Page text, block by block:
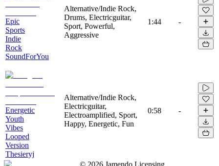
Epic
Sports
Indie
Rock
SoundForYou
Alternative/Indie Rock,
Drums, Electricguitar,
Sport, Powerful,
Aggressive
1:44 -
Energetic
Youth
Vibes
Looped
Version
Thesieryj
Alternative/Indie Rock,
Electricguitar,
Electroamplified, Sport,
Happy, Energetic, Fun
0:58 -
© 2026 Jamendo Licensing